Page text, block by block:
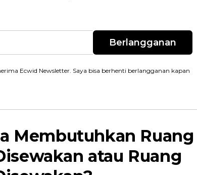
Berlangganan
Ecwid Newsletter. Saya bisa berhenti berlangganan kapan
Membutuhkan Ruang
atau Ruang